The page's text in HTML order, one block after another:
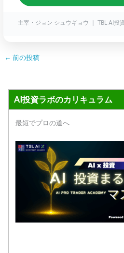
主宰・ジョン シュウギョウ ｜ TBL AI投
← 前の投稿
AI投資ラボのカリキュラム
最短でプロの道へ